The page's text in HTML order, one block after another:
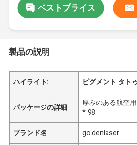
ベストプライス
製品の説明
ハイライト: ピグメント タト
パッケージの詳細
厚みのある航空
* 98
ブランド名 goldenlaser